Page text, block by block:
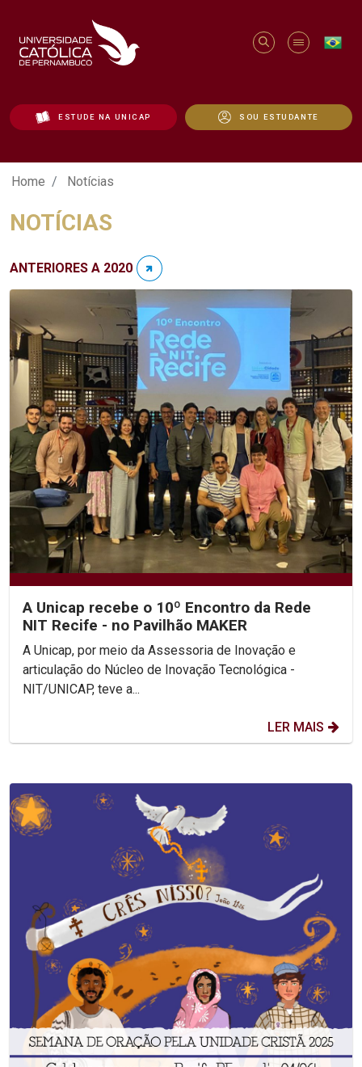
ESTUDE NA UNICAP SOU ESTUDANTE
Notícias - Unicap
Home Notícias
NOTÍCIAS
ANTERIORES A 2020
A Unicap recebe o 10º Encontro da Rede
NIT Recife - no Pavilhão MAKER
A Unicap, por meio da Assessoria de Inovação e
articulação do Núcleo de Inovação Tecnológica -
NIT/UNICAP, teve a...
LER MAIS